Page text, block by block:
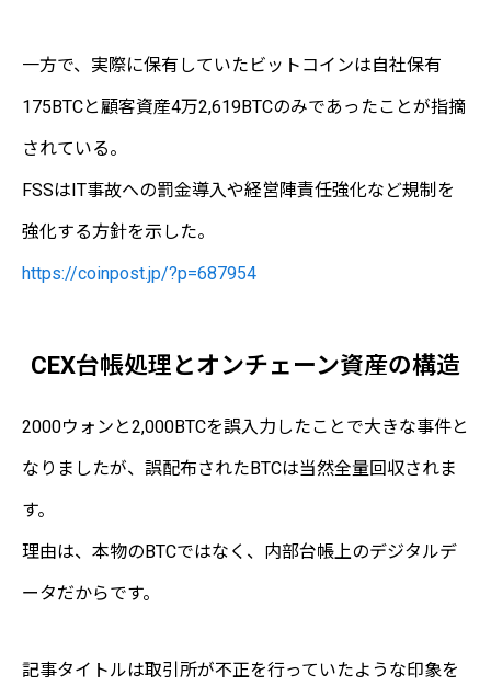
一方で、実際に保有していたビットコインは自社保有
175BTCと顧客資産4万2,619BTCのみであったことが指摘
されている。
FSSはIT事故への罰金導入や経営陣責任強化など規制を
強化する方針を示した。
https://coinpost.jp/?p=687954
CEX台帳処理とオンチェーン資産の構造
2000ウォンと2,000BTCを誤入力したことで大きな事件と
なりましたが、誤配布されたBTCは当然全量回収されま
す。
理由は、本物のBTCではなく、内部台帳上のデジタルデ
ータだからです。
記事タイトルは取引所が不正を行っていたような印象を